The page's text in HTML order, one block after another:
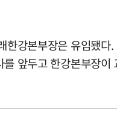
강본부장은 유임됐
앞두고 한강본부장